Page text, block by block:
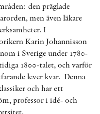
den präglade
men även läkare
I
Karin Johannisson
i Sverige under 1780-
1800-talet, och varför
lever kvar. Denna
och har ett
professor i idé- och